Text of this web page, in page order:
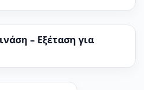
– Εξέταση για